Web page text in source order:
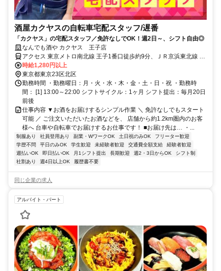
酒屋カクヤスの自転車宅配スタッフ/遅番
「カクヤス」の宅配スタッフ／免許なしでOK！週2日～、シフト自由◎
なんでも酒や カクヤス 王子店
アクセス 東京メトロ南北線 王子1番口徒歩約9分、ＪＲ京浜東北線 王
子1番口徒歩約9分、都電荒川線 王子駅前北口(東)徒歩約9分 ※マイカ
ー（車・バイク）通勤不可
時給1,280円以上
東京都東京23区北区
勤務時間 ・勤務曜日：月・火・水・木・金・土・日・祝 ・勤務時
間： [1] 13:00～22:00 シフトサイクル：1ヶ月 シフト提出：毎月20日
前後
仕事内容 ▼お酒をお届けするシンプル作業 ＼ 免許なしでもスタート
可能 ／ ご注文いただいたお酒などを、 店舗から約1.2km圏内のお客
様へ 台車や自転車でお届けするお仕事です！ ■お届け先は… ・...
制服あり 社員登用あり 副業・WワークOK 土日祝のみOK
フリーター歓迎
学歴不問
平日のみOK 学生歓迎 未経験者歓迎 交通費全額支給
経験者歓迎
週払いOK
即日払いOK 月1シフト提出 長期歓迎 週2・3日からOK
シフト制
社割あり
週4日以上OK 履歴書不要
同じ企業の求人
アルバイト・パート